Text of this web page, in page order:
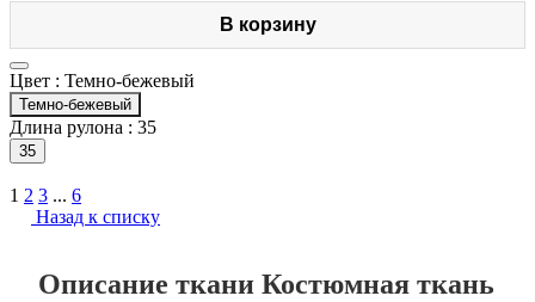
В корзину
Цвет : Темно-бежевый
Темно-бежевый
Длина рулона : 35
35
1 2 3 ... 6
Назад к списку
Описание ткани Костюмная ткань